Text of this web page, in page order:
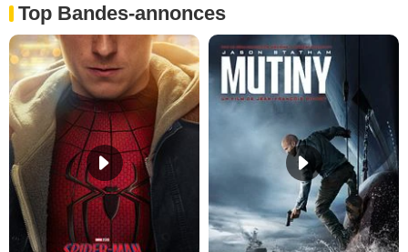
Top Bandes-annonces